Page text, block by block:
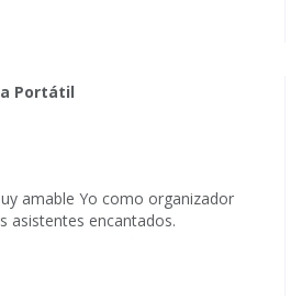
Portátil
amable Yo como organizador
asistentes encantados.